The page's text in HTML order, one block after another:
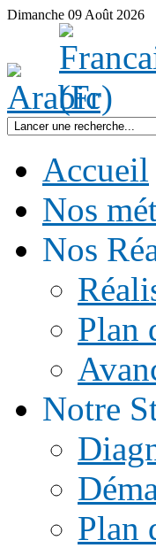
Dimanche 09 Août 2026
Accueil
Nos
Nos
Plan
Notre
Plan